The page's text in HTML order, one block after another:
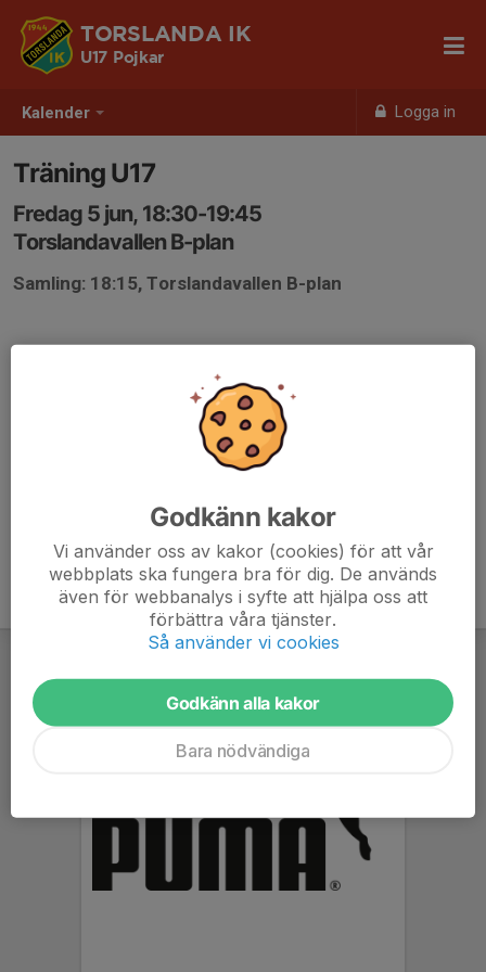
Kalender Logga in
TORSLANDA IK
U17 Pojkar
Träning U17
Fredag 5 jun, 18:30-19:45
Torslandavallen B-plan
Samling: 18:15, Torslandavallen B-plan
Godkänn kakor
Vi använder oss av kakor (cookies) för att vår
webbplats ska fungera bra för dig. De används
även för webbanalys i syfte att hjälpa oss att
förbättra våra tjänster.
Så använder vi cookies
Godkänn alla kakor
Bara nödvändiga